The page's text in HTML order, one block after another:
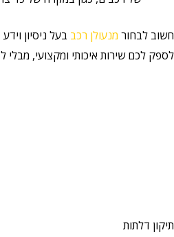
חשוב לבחור מנעולן רכב בעל ניסיון
לספק לכם שירות איכותי ומקצועי, מבלי
תיקון דלתות